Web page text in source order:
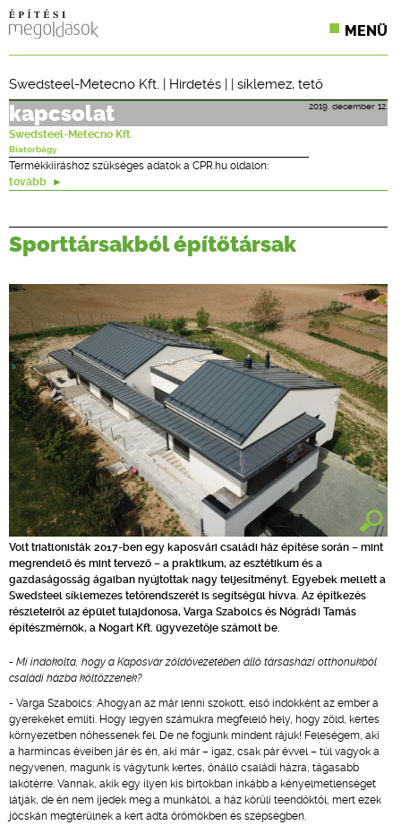
MENÜ
ÉPÍTÉSI JOG
ONLINE KÉPZÉSEK
Swedsteel-Metecno Kft. | Hirdetés | | síklemez, tető
2019. december 12.
kapcsolat
Swedsteel-Metecno Kft.
Biatorbágy
Termékkiíráshoz szükséges adatok a CPR.hu oldalon:
tovább
Sporttársakból építőtársak
Volt triatlonisták 2017-ben egy kaposvári családi ház építése során – mint
megrendelő és mint tervező – a praktikum, az esztétikum és a
gazdaságosság ágaiban nyújtottak nagy teljesítményt. Egyebek mellett a
Swedsteel síklemezes tetőrendszerét is segítségül hívva. Az építkezés
részleteiről az épület tulajdonosa, Varga Szabolcs és Nógrádi Tamás
építészmérnök, a Nogart Kft. ügyvezetője számolt be.
- Mi indokolta, hogy a Kaposvár zöldövezetében álló társasházi otthonukból
családi házba költözzenek?
- Varga Szabolcs: Ahogyan az már lenni szokott, első indokként az ember a
gyerekeket említi. Hogy legyen számukra megfelelő hely, hogy zöld, kertes
környezetben nőhessenek fel. De ne fogjunk mindent rájuk! Feleségem, aki
a harmincas éveiben jár és én, aki már – igaz, csak pár évvel – túl vagyok a
negyvenen, magunk is vágytunk kertes, önálló családi házra, tágasabb
lakótérre. Vannak, akik egy ilyen kis birtokban inkább a kényelmetlenséget
látják, de én nem ijedek meg a munkától, a ház körüli teendőktől, mert ezek
jócskán megtérülnek a kert adta örömökben és szépségben.